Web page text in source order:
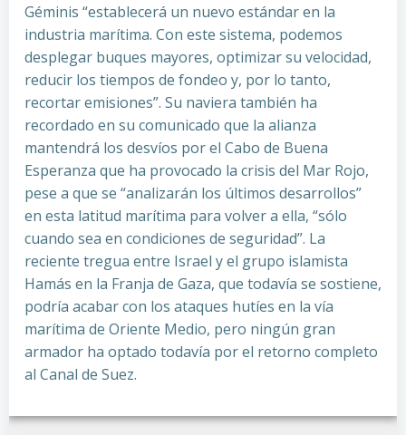
Géminis “establecerá un nuevo estándar en la
industria marítima. Con este sistema, podemos
desplegar buques mayores, optimizar su velocidad,
reducir los tiempos de fondeo y, por lo tanto,
recortar emisiones”. Su naviera también ha
recordado en su comunicado que la alianza
mantendrá los desvíos por el Cabo de Buena
Esperanza que ha provocado la crisis del Mar Rojo,
pese a que se “analizarán los últimos desarrollos”
en esta latitud marítima para volver a ella, “sólo
cuando sea en condiciones de seguridad”. La
reciente tregua entre Israel y el grupo islamista
Hamás en la Franja de Gaza, que todavía se sostiene,
podría acabar con los ataques hutíes en la vía
marítima de Oriente Medio, pero ningún gran
armador ha optado todavía por el retorno completo
al Canal de Suez.